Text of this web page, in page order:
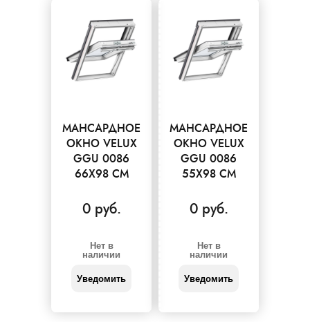
МАНСАРДНОЕ
ОКНО VELUX
GGU 0086
66X98 СМ
0 руб.
Нет в
наличии
Уведомить
МАНСАРДНОЕ
ОКНО VELUX
GGU 0086
55X98 СМ
0 руб.
Нет в
наличии
Уведомить